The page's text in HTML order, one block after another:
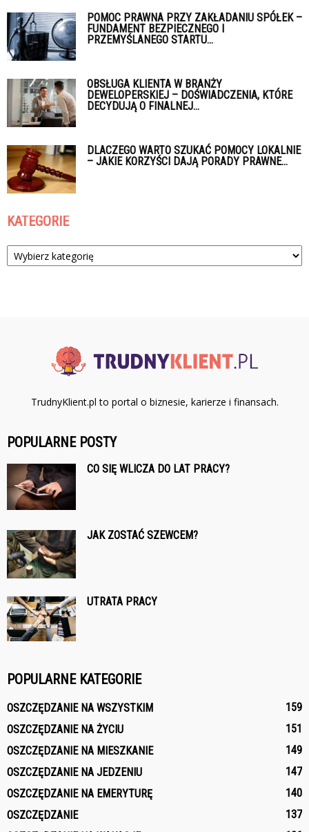
POMOC PRAWNA PRZY ZAKŁADANIU SPÓŁEK –
FUNDAMENT BEZPIECZNEGO I
PRZEMYŚLANEGO STARTU...
OBSŁUGA KLIENTA W BRANŻY
DEWELOPERSKIEJ – DOŚWIADCZENIA, KTÓRE
DECYDUJĄ O FINALNEJ...
DLACZEGO WARTO SZUKAĆ POMOCY LOKALNIE
– JAKIE KORZYŚCI DAJĄ PORADY PRAWNE...
KATEGORIE
Kategorie
TrudnyKlient.pl to portal o biznesie, karierze i finansach.
POPULARNE POSTY
CO SIĘ WLICZA DO LAT PRACY?
JAK ZOSTAĆ SZEWCEM?
UTRATA PRACY
POPULARNE KATEGORIE
OSZCZĘDZANIE NA WSZYSTKIM
159
OSZCZĘDZANIE NA ŻYCIU
151
OSZCZĘDZANIE NA MIESZKANIE
149
OSZCZĘDZANIE NA JEDZENIU
147
OSZCZĘDZANIE NA EMERYTURĘ
140
OSZCZĘDZANIE
137